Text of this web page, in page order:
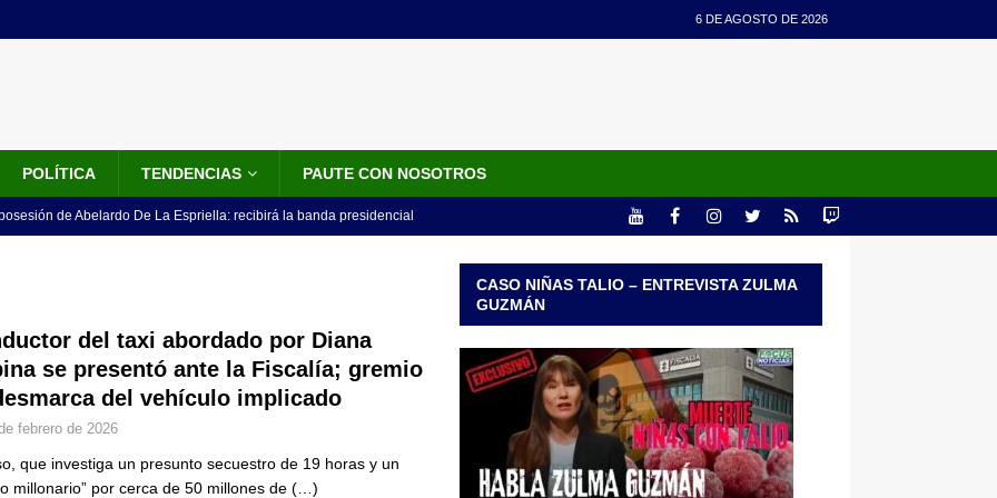
6 DE AGOSTO DE 2026
POLÍTICA TENDENCIAS PAUTE CON NOSOTROS
de Abelardo De La Espriella: recibirá la banda presidencial
LO ÚLTIMO
detrás de la banda presidencial que portará Abelardo De La
de un sastre colombiano reconocido en el mundo
Fiscalía amplía investigación por presunto lavado de activos y
del taxi abordado por Diana
se presentó ante la Fiscalía; gremio
del vehículo implicado
febrero de 2026
que investiga un presunto secuestro de 19 horas y un
millonario” por cerca de 50 millones de (…)
CASO NIÑAS TALIO – ENTREVISTA ZULMA
GUZMÁN